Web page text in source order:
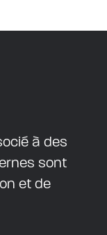
à des
sont
et de